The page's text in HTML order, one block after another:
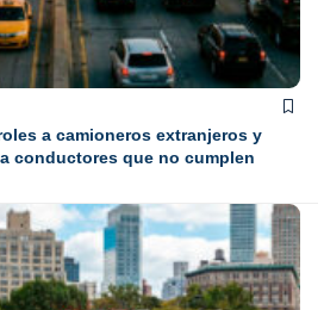
a camioneros extranjeros y
conductores que no cumplen